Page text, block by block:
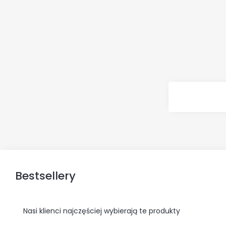
Bestsellery
Nasi klienci najczęściej wybierają te produkty